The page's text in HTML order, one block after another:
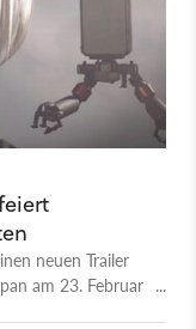
neuen Trailer
am 23. Februar